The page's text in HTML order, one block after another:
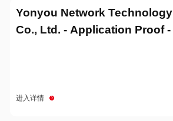
Yonyou Network Technology
Co., Ltd. - Application Proof -
进入详情